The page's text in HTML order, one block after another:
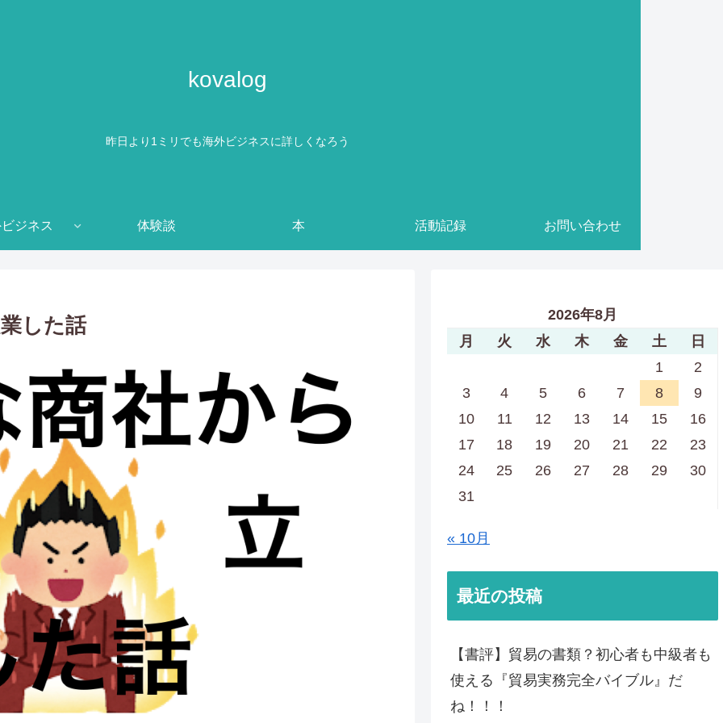
kovalog
昨日より1ミリでも海外ビジネスに詳しくなろう
ジネス 体験談 本 活動記録 お問い合わせ
した話
2026年8月
月
火 水 木 金 土
日
1
2
3
4 5 6 7 8
9
10
11 12 13 14 15
16
17
18 19 20 21 22
23
24
25 26 27 28 29
30
31
« 10月
最近の投稿
【書評】貿易の書類？初心者も中級者も
使える『貿易実務完全バイブル』だ
ね！！！